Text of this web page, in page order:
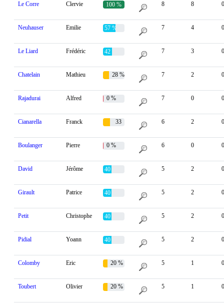
Le Corre Clervie 100 % 8 8 0
Neuhauser Emilie 57 % 7 4 0
Le Liard Frédéric 42 % 7 3 0
Chatelain Mathieu 28 % 7 2 0
Rajadurai Alfred 0 % 7 0 0
Cianarella Franck
33
6 2 0
Boulanger Pierre 0 % 6 0 0
David Jérôme 40 % 5 2 0
Girault Patrice 40 % 5 2 0
Petit Christophe 40 % 5 2 0
Pidial Yoann 40 % 5 2 0
Colomby Eric 20 % 5 1 0
Toubert Olivier 20 % 5 1 0